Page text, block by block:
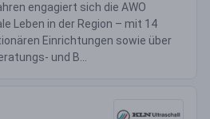
engagiert sich die AWO
Leben in der Region – mit 14
Einrichtungen sowie über
und B...